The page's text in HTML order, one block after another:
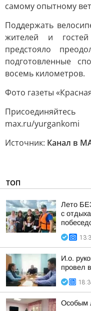
самому опытному
Поддержать
жителей и
предстояло
подготовленные
восемь километров.
Фото газеты
max.ru/yurgankomi
Источник: Канал в
ТОП
Лето
с
И.о.
провел
Особым